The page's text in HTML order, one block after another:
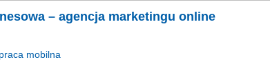
– agencja marketingu online
praca mobilna